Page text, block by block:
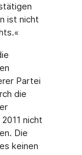
ist nicht
Partei
die
nicht
Die
keinen